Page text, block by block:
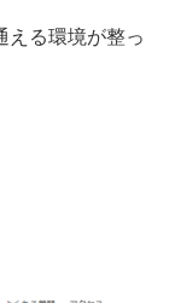
る環境が整っ